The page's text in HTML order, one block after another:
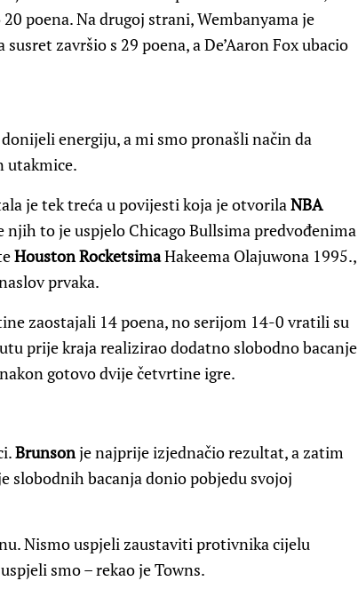
poena. Na drugoj strani, Wembanyama je
završio s 29 poena, a De’Aaron Fox ubacio
energiju, a mi smo pronašli način da
utakmice.
je tek treća u povijesti koja je otvorilaNBA
njih to je uspjelo Chicago Bullsima predvođenima
Houston RocketsimaHakeema Olajuwona 1995.,
prvaka.
zaostajali 14 poena, no serijom 14-0 vratili su
prije kraja realizirao dodatno slobodno bacanje
gotovo dvije četvrtine igre.
Brunsonje najprije izjednačio rezultat, a zatim
slobodnih bacanja donio pobjedu svojoj
Nismo uspjeli zaustaviti protivnika cijelu
smo – rekao je Towns.